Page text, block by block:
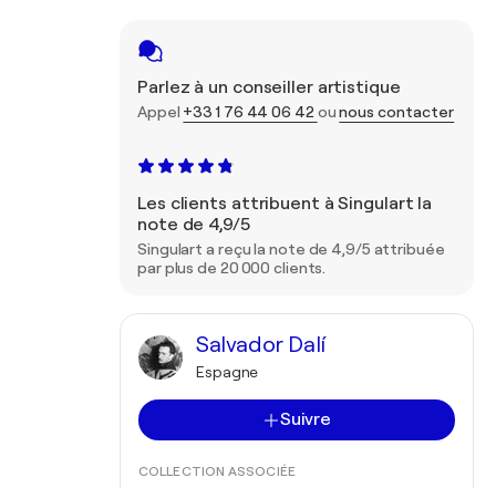
Parlez à un conseiller artistique
Appel +33 1 76 44 06 42 ounous contacter
Les clients attribuent à Singulart la
note de 4,9/5
Singulart a reçu la note de 4,9/5 attribuée
par plus de 20 000 clients.
Salvador Dalí
Espagne
Suivre
COLLECTION ASSOCIÉE